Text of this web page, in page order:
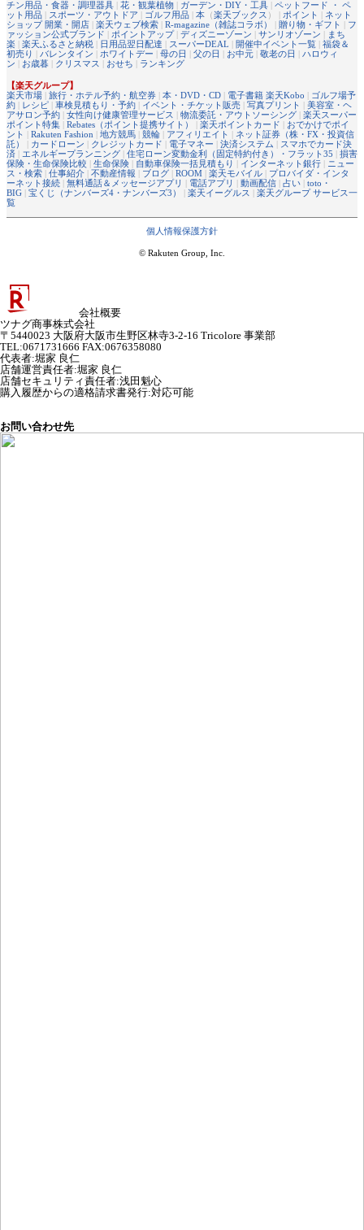
チン用品・食器・調理器具 | 花・観葉植物 | ガーデン・DIY・工具 | ペットフード ・ ペ
ット用品 | スポーツ・アウトドア | ゴルフ用品 | 本 （楽天ブックス ） | ポイント | ネット
ショップ 開業・開店 | 楽天ウェブ検索 | R-magazine（雑誌コラボ） | 贈り物・ギフト | フ
ァッション公式ブランド | ポイントアップ| ディズニーゾーン | サンリオゾーン | まち
楽 | 楽天ふるさと納税 | 日用品翌日配達 | スーパーDEAL | 開催中イベント一覧 | 福袋＆
初売り | バレンタイン | ホワイトデー | 母の日 | 父の日 | お中元 | 敬老の日 | ハロウィ
ン | お歳暮 | クリスマス | おせち | ランキング
【楽天グループ】
楽天市場 | 旅行・ホテル予約・航空券 | 本・DVD・CD | 電子書籍 楽天Kobo | ゴルフ場予
約 | レシピ | 車検見積もり・予約 | イベント・チケット販売 | 写真プリント | 美容室・ヘ
アサロン予約 | 女性向け健康管理サービス | 物流委託・アウトソーシング | 楽天スーパー
ポイント特集 | Rebates（ポイント提携サイト） | 楽天ポイントカード | おでかけでポイ
ント | Rakuten Fashion | 地方競馬 | 競輪 | アフィリエイト | ネット証券（株・FX・投資信
託）
| カードローン | クレジットカード | 電子マネー | 決済システム | スマホでカード決
済 | エネルギープランニング | 住宅ローン変動金利（固定特約付き）・フラット35 | 損害
保険・生命保険比較 | 生命保険 | 自動車保険一括見積もり | インターネット銀行 | ニュー
ス・検索 | 仕事紹介 | 不動産情報 | ブログ | ROOM | 楽天モバイル | プロバイダ・インタ
ーネット接続 | 無料通話＆メッセージアプリ | 電話アプリ | 動画配信 | 占い | toto・
BIG | 宝くじ（ナンバーズ4・ナンバーズ3） | 楽天イーグルス | 楽天グループ サービス一
覧
個人情報保護方針
© Rakuten Group, Inc.
会社概要
ツナグ商事株式会社
〒5440023 大阪府大阪市生野区林寺3-2-16 Tricolore 事業部
TEL:0671731666 FAX:0676358080
代表者:堀家 良仁
店舗運営責任者:堀家 良仁
店舗セキュリティ責任者:浅田魁心
購入履歴からの適格請求書発行:対応可能
お問い合わせ先